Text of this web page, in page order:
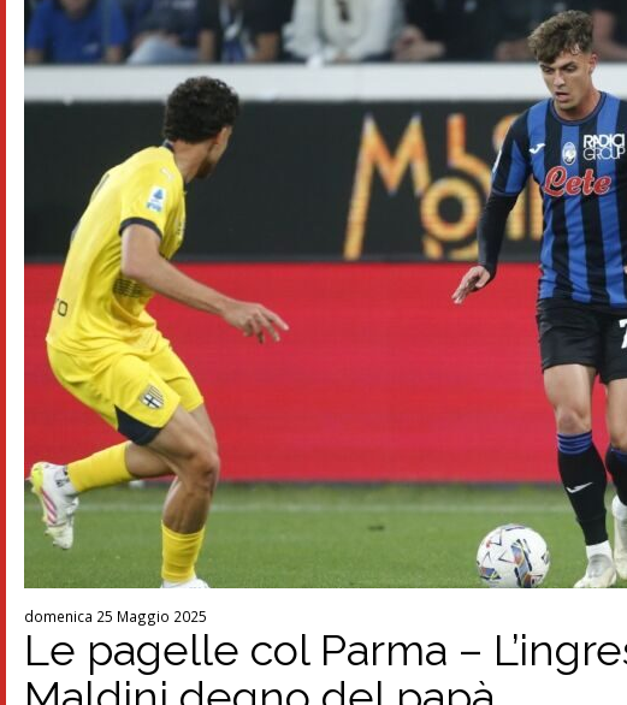
domenica 25 Maggio 2025
Le pagelle col Parma –